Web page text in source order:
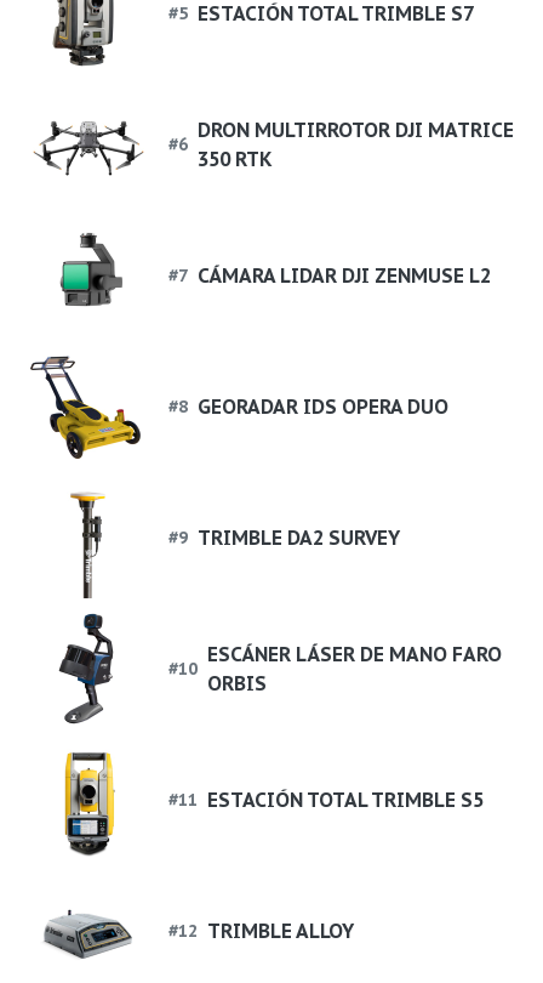
#5 ESTACIÓN TOTAL TRIMBLE S7
#6
DRON MULTIRROTOR DJI MATRICE
350 RTK
#7 CÁMARA LIDAR DJI ZENMUSE L2
#8 GEORADAR IDS OPERA DUO
#9 TRIMBLE DA2 SURVEY
#10
ESCÁNER LÁSER DE MANO FARO
ORBIS
#11 ESTACIÓN TOTAL TRIMBLE S5
#12 TRIMBLE ALLOY